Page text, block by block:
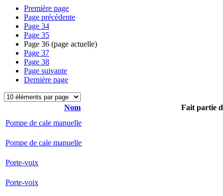
Première page
Page précédente
Page 34
Page 35
Page 36 (page actuelle)
Page 37
Page 38
Page suivante
Dernière page
Nom
Fait partie
Pompe de cale manuelle
Pompe de cale manuelle
Porte-voix
Porte-voix